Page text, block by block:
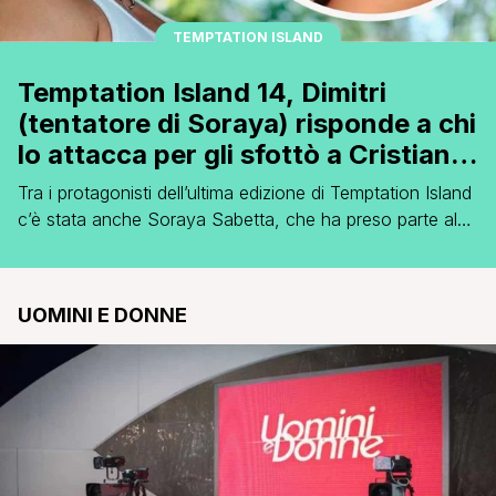
TEMPTATION ISLAND
Temptation Island 14, Dimitri
(tentatore di Soraya) risponde a chi
lo attacca per gli sfottò a Cristian
sull’argomento ‘Spiderman’
Tra i protagonisti dell’ultima edizione di Temptation Island
c’è stata anche Soraya Sabetta, che ha preso parte al
All’interno del programma, però, sono emersi tutti i loro
di Soraya al tentatore Dimitri Hristov, Cristian ha deciso
di porre fine alla relazione [']
UOMINI E DONNE